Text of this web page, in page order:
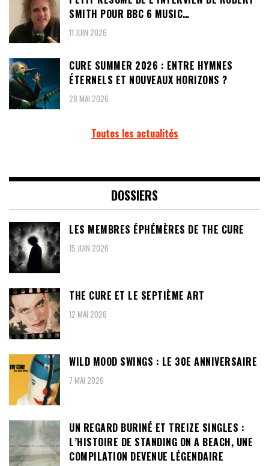
SMITH POUR BBC 6 MUSIC…
11 JUIN 2026
CURE SUMMER 2026 : ENTRE HYMNES
ÉTERNELS ET NOUVEAUX HORIZONS ?
28 MAI 2026
Toutes les actualités
DOSSIERS
LES MEMBRES ÉPHÉMÈRES DE THE CURE
15 JUIN 2026
THE CURE ET LE SEPTIÈME ART
12 MAI 2026
WILD MOOD SWINGS : LE 30E ANNIVERSAIRE
7 MAI 2026
UN REGARD BURINÉ ET TREIZE SINGLES :
L’HISTOIRE DE STANDING ON A BEACH, UNE
COMPILATION DEVENUE LÉGENDAIRE